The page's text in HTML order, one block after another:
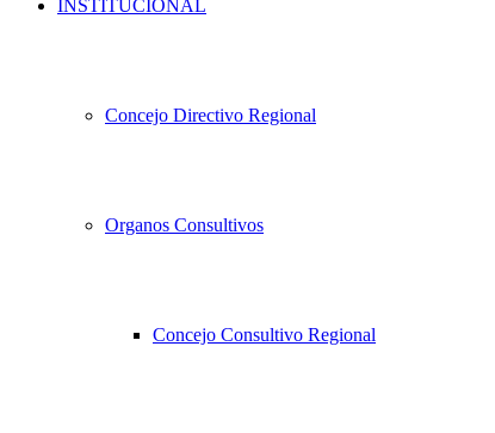
INSTITUCIONAL
Concejo Directivo Regional
Organos Consultivos
Concejo Consultivo Regional